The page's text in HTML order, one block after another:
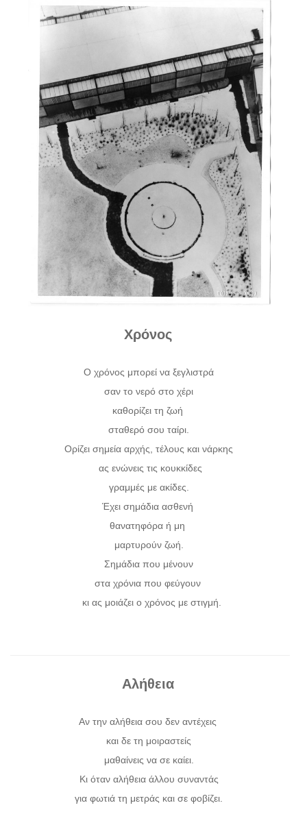
Χρόνος
Ο χρόνος μπορεί να ξεγλιστρά
σαν το νερό στο χέρι
καθορίζει τη ζωή
σταθερό σου ταίρι.
Ορίζει σημεία αρχής, τέλους και νάρκης
ας ενώνεις τις κουκκίδες
γραμμές με ακίδες.
Έχει σημάδια ασθενή
θανατηφόρα ή μη
μαρτυρούν ζωή.
Σημάδια που μένουν
στα χρόνια που φεύγουν
κι ας μοιάζει ο χρόνος με στιγμή.
Αλήθεια
Αν την αλήθεια σου δεν αντέχεις
και δε τη μοιραστείς
μαθαίνεις να σε καίει.
Κι όταν αλήθεια άλλου συναντάς
για φωτιά τη μετράς και σε φοβίζει.